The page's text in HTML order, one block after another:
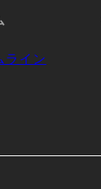
ライン